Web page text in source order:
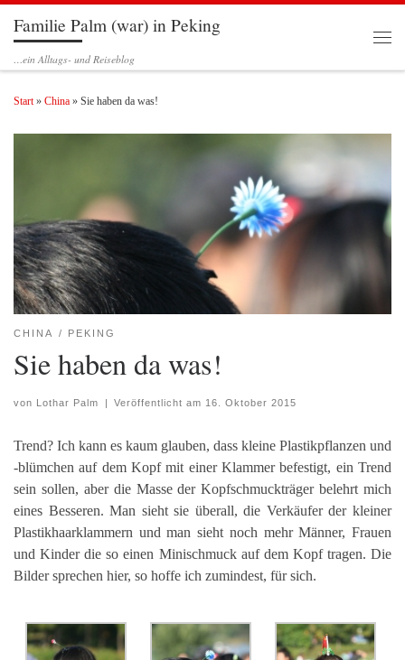
Zum Inhalt springen
Familie Palm (war) in Peking
…ein Alltags- und Reiseblog
Start » China » Sie haben da was!
CHINA PEKING
Sie haben da was!
von Lothar Palm | Veröffentlicht am 16. Oktober 2015
Trend? Ich kann es kaum glauben, dass kleine Plastikpflanzen und
-blümchen auf dem Kopf mit einer Klammer befestigt, ein Trend
sein sollen, aber die Masse der Kopfschmuckträger belehrt mich
eines Besseren. Man sieht sie überall, die Verkäufer der kleiner
Plastikhaarklammern und man sieht noch mehr Männer, Frauen
und Kinder die so einen Minischmuck auf dem Kopf tragen. Die
Bilder sprechen hier, so hoffe ich zumindest, für sich.